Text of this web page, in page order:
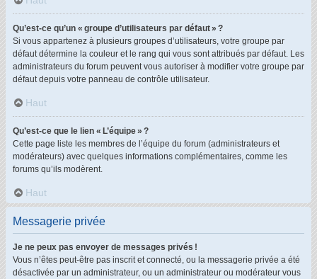
Qu’est-ce qu’un « groupe d’utilisateurs par défaut » ?
Si vous appartenez à plusieurs groupes d’utilisateurs, votre groupe par
défaut détermine la couleur et le rang qui vous sont attribués par défaut. Les
administrateurs du forum peuvent vous autoriser à modifier votre groupe par
défaut depuis votre panneau de contrôle utilisateur.
Haut
Qu’est-ce que le lien « L’équipe » ?
Cette page liste les membres de l’équipe du forum (administrateurs et
modérateurs) avec quelques informations complémentaires, comme les
forums qu’ils modèrent.
Haut
Messagerie privée
Je ne peux pas envoyer de messages privés !
Vous n’êtes peut-être pas inscrit et connecté, ou la messagerie privée a été
désactivée par un administrateur, ou un administrateur ou modérateur vous